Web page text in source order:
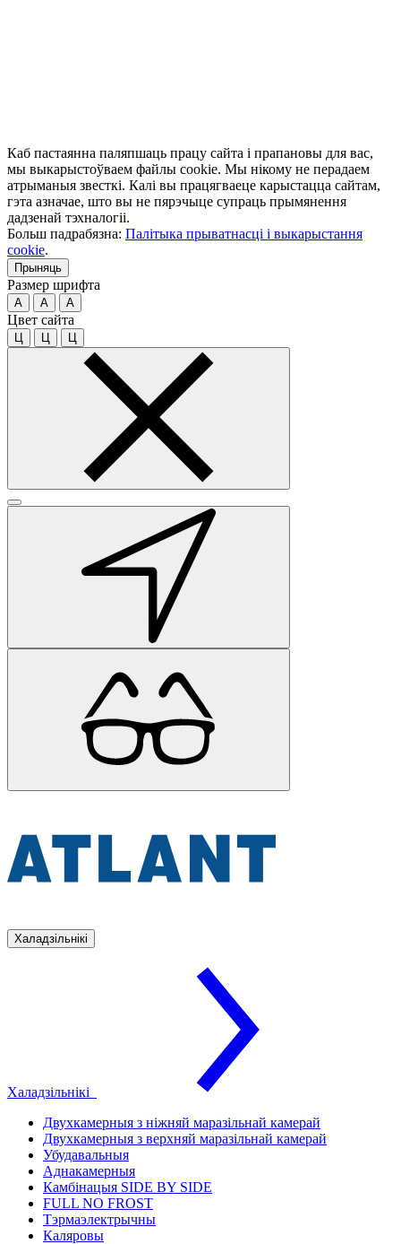
Каб пастаянна паляпшаць працу сайта і прапановы для вас,
мы выкарыстоўваем файлы cookie. Мы нікому не перадаем
атрыманыя звесткі. Калі вы працягваеце карыстацца сайтам,
гэта азначае, што вы не пярэчыце супраць прымянення
дадзенай тэхналогіі.
Больш падрабязна: Палітыка прыватнасці і выкарыстання
cookie.
Прыняць
Размер шрифта
A A A
Цвет сайта
Ц Ц Ц
Халадзільнікі
Халадзільнікі
Двухкамерныя з ніжняй маразільнай камерай
Двухкамерныя з верхняй маразільнай камерай
Убудавальныя
Аднакамерныя
Камбінацыя SIDE BY SIDE
FULL NO FROST
Тэрмаэлектрычны
Каляровы